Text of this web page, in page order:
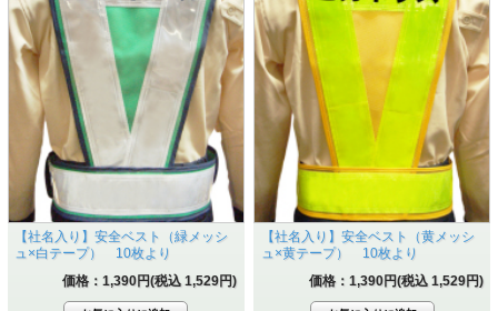
【社名入り】安全ベスト（緑メッシ
ュ×白テープ） 10枚より
価格：1,390円(税込 1,529円)
【社名入り】安全ベスト（黄メッシ
ュ×黄テープ） 10枚より
価格：1,390円(税込 1,529円)